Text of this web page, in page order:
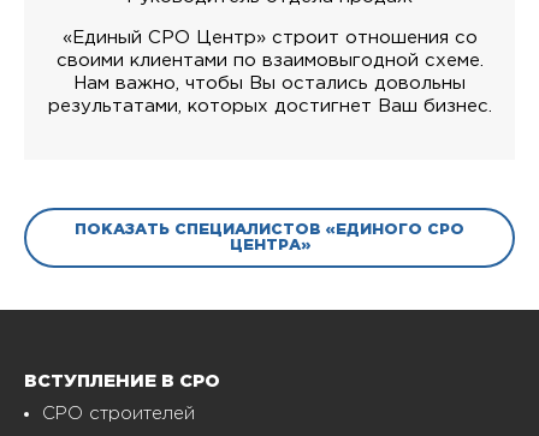
«Единый СРО Центр» строит отношения со
своими клиентами по взаимовыгодной схеме.
Нам важно, чтобы Вы остались довольны
результатами, которых достигнет Ваш бизнес.
ПОКАЗАТЬ СПЕЦИАЛИСТОВ «ЕДИНОГО СРО
ЦЕНТРА»
ВСТУПЛЕНИЕ В СРО
СРО строителей